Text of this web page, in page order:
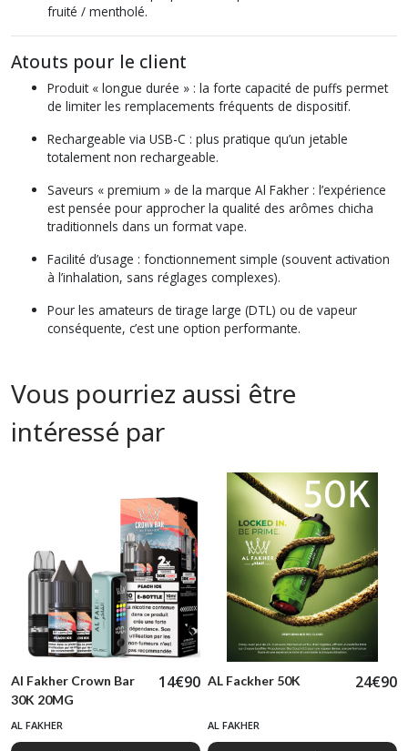
fruité / mentholé.
Atouts pour le client
Produit « longue durée » : la forte capacité de puffs permet
de limiter les remplacements fréquents de dispositif.
Rechargeable via USB-C : plus pratique qu’un jetable
totalement non rechargeable.
Saveurs « premium » de la marque Al Fakher : l’expérience
est pensée pour approcher la qualité des arômes chicha
traditionnels dans un format vape.
Facilité d’usage : fonctionnement simple (souvent activation
à l’inhalation, sans réglages complexes).
Pour les amateurs de tirage large (DTL) ou de vapeur
conséquente, c’est une option performante.
Vous pourriez aussi être
intéressé par
Al Fakher Crown Bar
30K 20MG
14€90
AL FAKHER
AL Fackher 50K 24€90
AL FAKHER